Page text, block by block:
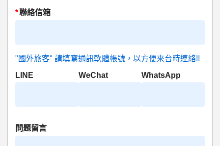
*聯絡信箱
"國外旅客" 請填寫通訊軟體帳號，以方便來台時連絡!!
LINE
WeChat WhatsApp
問題留言